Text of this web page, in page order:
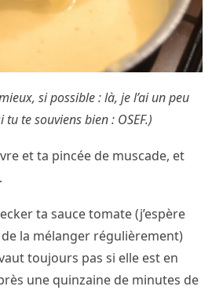
si possible : là, je l’ai un peu
te souviens bien : OSEF.)
et ta pincée de muscade, et
ta sauce tomate (j’espère
de la mélanger régulièrement)
toujours pas si elle est en
une quinzaine de minutes de